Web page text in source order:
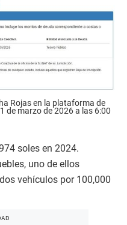
Rojas en la plataforma de
de marzo de 2026 a las 6:00
soles en 2024.
uno de ellos
vehículos por 100,000